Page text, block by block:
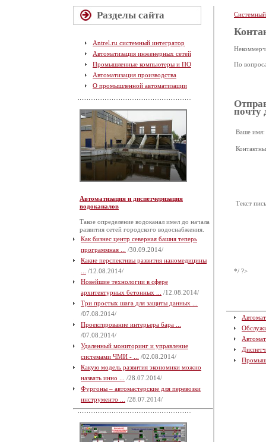
Разделы сайта
Antrel.ru системный интегратор
Автоматизация инженерных сетей
Промышленные компьютеры и ПО
Автоматизация производства
О промышленной автоматизации
Автоматизация и диспетчеризация
водоканалов
Такое определение водоканал имел до начала
развития сетей городского водоснабжения.
Как бизнес центр северная башня теперь
программная ...
/30.09.2014/
Какие перспективы развития наномедицины
/12.08.2014/
Новейшие технологии в сфере
архитектурных бетонных ...
/12.08.2014/
Три простых шага для защиты данных ...
/07.08.2014/
Проектирование интерьера бара ...
/07.08.2014/
Удаленный мониторинг и управление
системами ЧМИ - ...
/02.08.2014/
Какую модель развития экономики можно
назвать инно ...
/28.07.2014/
Фургоны – автомастерские для перевозки
инструменто ...
/28.07.2014/
По
почту
Ваше имя:
Текст
*/ ?>